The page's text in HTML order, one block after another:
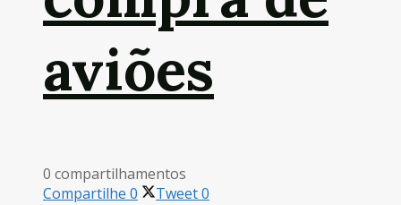
aviões
0 compartilhamentos
Compartilhe 0 Tweet0